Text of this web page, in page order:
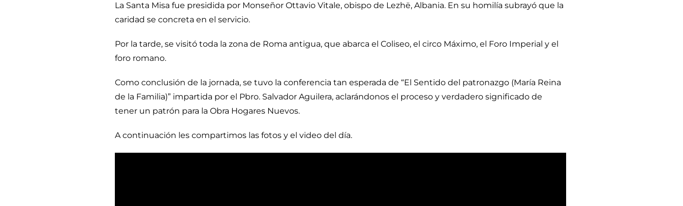
La Santa Misa fue presidida por Monseñor Ottavio Vitale, obispo de Lezhë, Albania. En su homilía subrayó que la
caridad se concreta en el servicio.
Por la tarde, se visitó toda la zona de Roma antigua, que abarca el Coliseo, el circo Máximo, el Foro Imperial y el
foro romano.
Como conclusión de la jornada, se tuvo la conferencia tan esperada de “El Sentido del patronazgo (María Reina
de la Familia)” impartida por el Pbro. Salvador Aguilera, aclarándonos el proceso y verdadero significado de
tener un patrón para la Obra Hogares Nuevos.
A continuación les compartimos las fotos y el video del día.